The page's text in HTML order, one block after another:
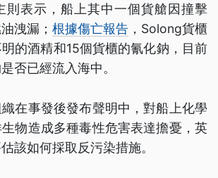
則表示，船上其中一個貨艙因撞擊
洩漏； 根據傷亡報告 ，Solong貨櫃
的酒精和15個貨櫃的氰化鈉，目前
否已經流入海中。
在事發後發布聲明中，對船上化學
物造成多種毒性危害表達擔憂，英
該如何採取反污染措施。